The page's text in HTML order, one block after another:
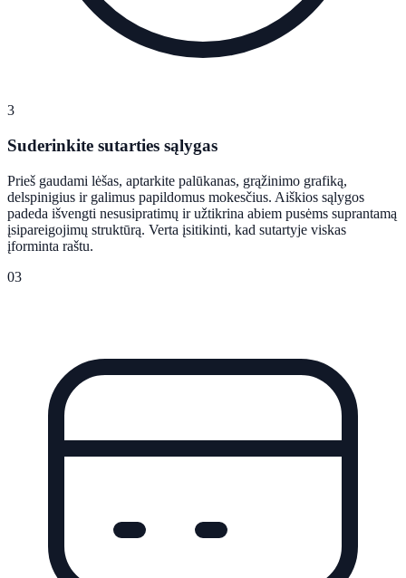
3
Suderinkite sutarties sąlygas
Prieš gaudami lėšas, aptarkite palūkanas, grąžinimo grafiką,
delspinigius ir galimus papildomus mokesčius. Aiškios sąlygos
padeda išvengti nesusipratimų ir užtikrina abiem pusėms suprantamą
įsipareigojimų struktūrą. Verta įsitikinti, kad sutartyje viskas
įforminta raštu.
03